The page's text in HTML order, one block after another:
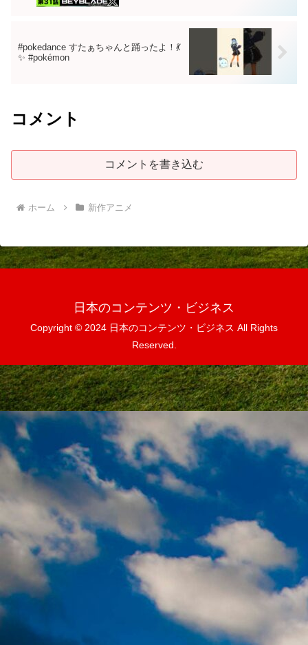
#pokedance すたぁちゃんと踊ったよ！💃
✨ #pokémon
コメント
コメントを書き込む
ホーム 新作アニメ
日本のコンテンツ・ビジネス
Copyright © 2024 日本のコンテンツ・ビジネス All Rights
Reserved.